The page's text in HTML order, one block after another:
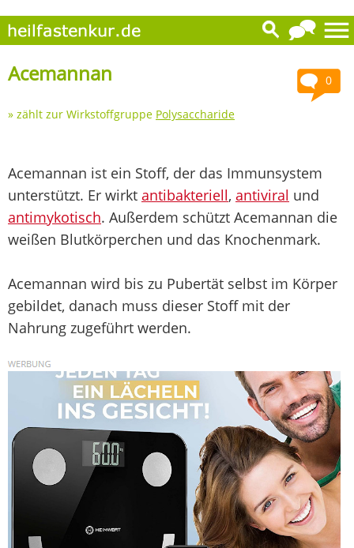
0
Acemannan
» zählt zur Wirkstoffgruppe Polysaccharide
Acemannan ist ein Stoff, der das Immunsystem
unterstützt. Er wirkt antibakteriell, antiviral und
antimykotisch. Außerdem schützt Acemannan die
weißen Blutkörperchen und das Knochenmark.
Acemannan wird bis zu Pubertät selbst im Körper
gebildet, danach muss dieser Stoff mit der
Nahrung zugeführt werden.